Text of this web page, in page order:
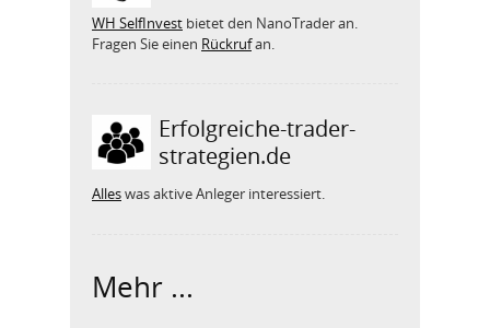
WH SelfInvest bietet den NanoTrader an.
Fragen Sie einen Rückrufan.
Erfolgreiche-trader-
strategien.de
Alleswas aktive Anleger interessiert.
Mehr ...